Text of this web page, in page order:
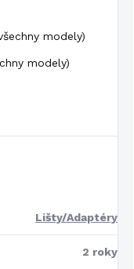
modely)
modely)
Lišty/Adaptéry
2 roky